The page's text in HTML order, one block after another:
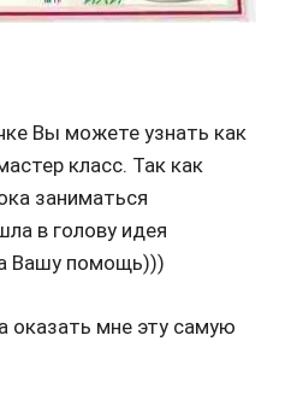
Вы можете узнать как
класс. Так как
заниматься
в голову идея
Вашу помощь)))
оказать мне эту самую